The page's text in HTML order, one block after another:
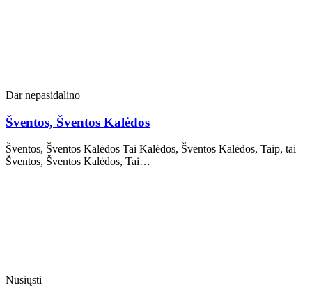
Dar nepasidalino
Šventos, Šventos Kalėdos
Šventos, Šventos Kalėdos Tai Kalėdos, Šventos Kalėdos, Taip, tai
Šventos, Šventos Kalėdos, Tai…
Nusiųsti